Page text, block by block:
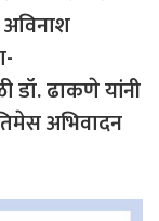
अविनाश
डॉ. ढाकणे यांनी
अभिवादन